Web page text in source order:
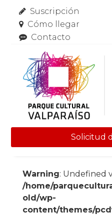
Suscripción
Cómo llegar
Contacto
Solicitud
Warning: Undefined
/home/
old/wp-
content/themes/